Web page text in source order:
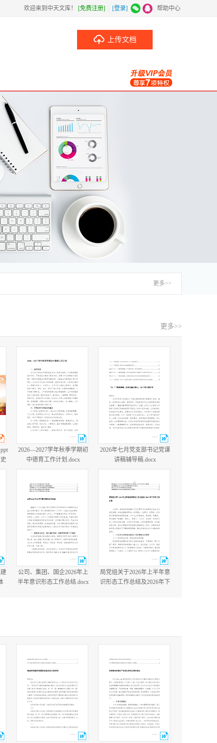
欢迎来到中天文库！ [免费注册] [登录] 帮助中心
上传文档
更多>>
更多>>
2026—2027学年秋季学期初
中德育工作计划.docx
2026年七月党支部书记党课
讲稿辅导稿.docx
公司、集团、国企2026年上
半年意识形态工作总结.docx
局党组关于2026年上半年意
识形态工作总结及2026年下